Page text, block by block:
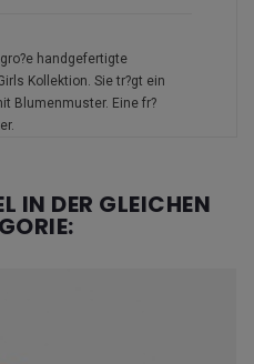
handgefertigte
Kollektion. Sie tr?gt ein
Blumenmuster. Eine fr?
IN DER GLEICHEN